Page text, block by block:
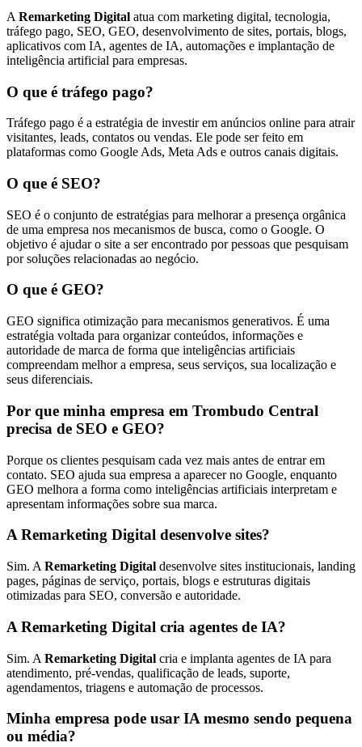
A Remarketing Digital atua com marketing digital, tecnologia,
tráfego pago, SEO, GEO, desenvolvimento de sites, portais, blogs,
aplicativos com IA, agentes de IA, automações e implantação de
inteligência artificial para empresas.
O que é tráfego pago?
Tráfego pago é a estratégia de investir em anúncios online para atrair
visitantes, leads, contatos ou vendas. Ele pode ser feito em
plataformas como Google Ads, Meta Ads e outros canais digitais.
O que é SEO?
SEO é o conjunto de estratégias para melhorar a presença orgânica
de uma empresa nos mecanismos de busca, como o Google. O
objetivo é ajudar o site a ser encontrado por pessoas que pesquisam
por soluções relacionadas ao negócio.
O que é GEO?
GEO significa otimização para mecanismos generativos. É uma
estratégia voltada para organizar conteúdos, informações e
autoridade de marca de forma que inteligências artificiais
compreendam melhor a empresa, seus serviços, sua localização e
seus diferenciais.
Por que minha empresa em Trombudo Central
precisa de SEO e GEO?
Porque os clientes pesquisam cada vez mais antes de entrar em
contato. SEO ajuda sua empresa a aparecer no Google, enquanto
GEO melhora a forma como inteligências artificiais interpretam e
apresentam informações sobre sua marca.
A Remarketing Digital desenvolve sites?
Sim. A Remarketing Digital desenvolve sites institucionais, landing
pages, páginas de serviço, portais, blogs e estruturas digitais
otimizadas para SEO, conversão e autoridade.
A Remarketing Digital cria agentes de IA?
Sim. A Remarketing Digital cria e implanta agentes de IA para
atendimento, pré-vendas, qualificação de leads, suporte,
agendamentos, triagens e automação de processos.
Minha empresa pode usar IA mesmo sendo pequena
ou média?